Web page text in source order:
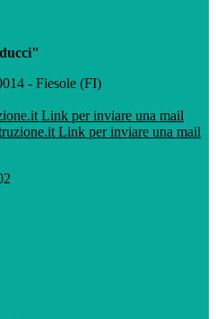
- Fiesole (FI)
Link per inviare una mail
Link per inviare una mail